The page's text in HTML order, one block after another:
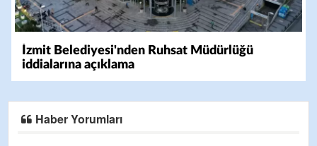
İzmit Belediyesi'nden Ruhsat Müdürlüğü
iddialarına açıklama
Haber Yorumları